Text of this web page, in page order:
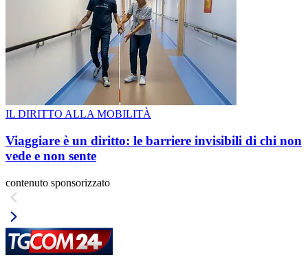
IL DIRITTO ALLA MOBILITÀ
Viaggiare è un diritto: le barriere invisibili di chi non
vede e non sente
contenuto sponsorizzato